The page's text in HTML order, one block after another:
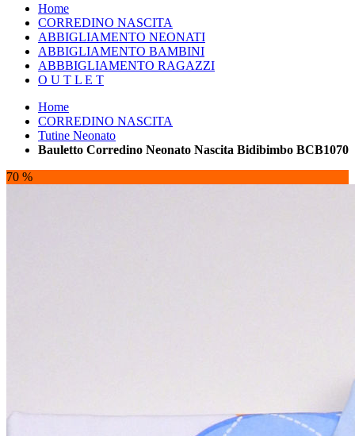
Home
CORREDINO NASCITA
ABBIGLIAMENTO NEONATI
ABBIGLIAMENTO BAMBINI
ABBBIGLIAMENTO RAGAZZI
O U T L E T
Home
CORREDINO NASCITA
Tutine Neonato
Bauletto Corredino Neonato Nascita Bidibimbo BCB1070
70 %